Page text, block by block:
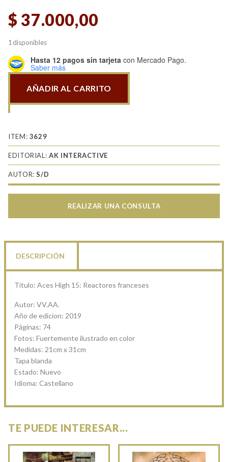
$ 37.000,00
1 disponibles
Hasta 12 pagos sin tarjeta con Mercado Pago.
Saber más
High
Reactores
franceses
AÑADIR AL CARRITO
ITEM: 3629
EDITORIAL:AK INTERACTIVE
AUTOR:S/D
REALIZAR UNA CONSULTA
DESCRIPCIÓN
Título: Aces High 15: Reactores franceses
Autor: VV.AA.
Año de edicion: 2019
Páginas: 74
Fotos: Fuertemente ilustrado en color
Medidas: 21cm x 31cm
Tapa blanda
Estado: Nuevo
Idioma: Castellano
TE PUEDE INTERESAR...